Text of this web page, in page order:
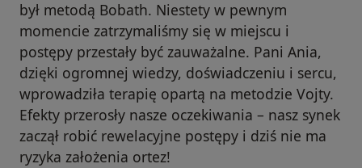
był metodą Bobath. Niestety w pewnym
momencie zatrzymaliśmy się w miejscu i
postępy przestały być zauważalne. Pani Ania,
dzięki ogromnej wiedzy, doświadczeniu i sercu,
wprowadziła terapię opartą na metodzie Vojty.
Efekty przerosły nasze oczekiwania – nasz synek
zaczął robić rewelacyjne postępy i dziś nie ma
ryzyka założenia ortez!